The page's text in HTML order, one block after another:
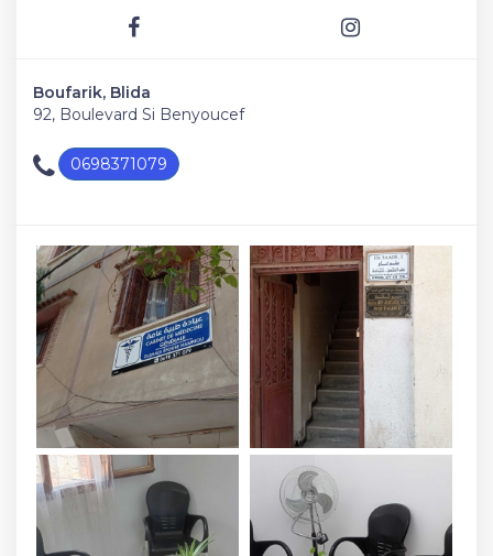
Boufarik, Blida
92, Boulevard Si Benyoucef
0698371079